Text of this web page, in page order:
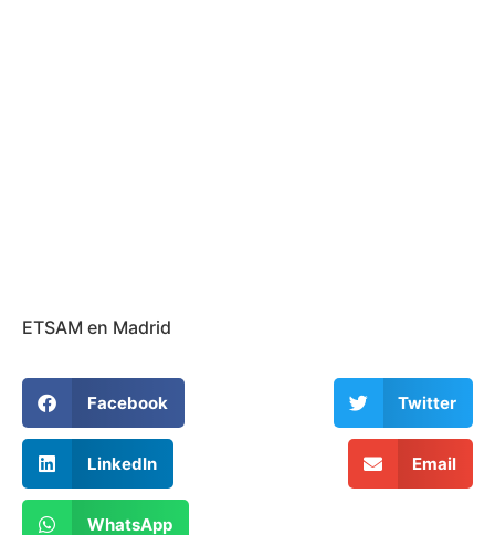
ETSAM en Madrid
Facebook Twitter
LinkedIn Email
WhatsApp